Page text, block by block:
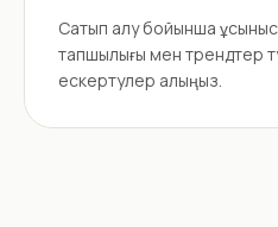
Сатып алу бойынша
тапшылығы мен трендтер
ескертулер алыңыз.